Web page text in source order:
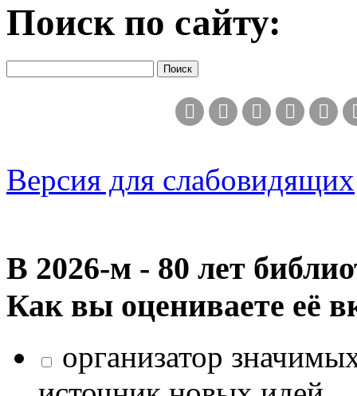
Поиск по сайту:
Версия для слабовидящих
В 2026‑м - 80 лет
Как вы оцениваете её
организатор